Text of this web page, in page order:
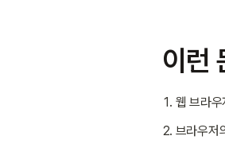
이런
웹 브라
브라우저